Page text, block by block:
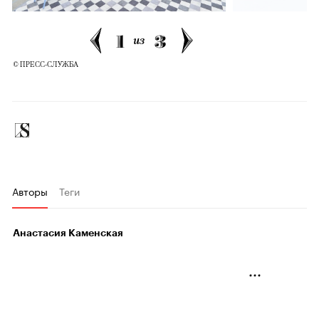
1 из 3
© ПРЕСС-СЛУЖБА
Авторы Теги
Анастасия Каменская